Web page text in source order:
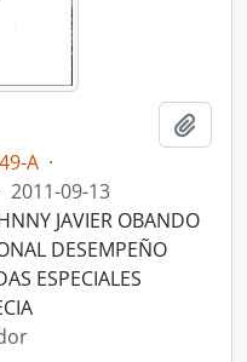
A ·
2011-09-13
JAVIER OBANDO
DESEMPEÑO
ESPECIALES